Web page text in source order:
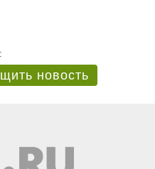
новость